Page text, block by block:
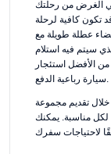
الغرض من رحلتك
تكون كافية لرحلة
عطلة طويلة مع
سيتم فيه استلام
الأفضل استئجار
سيارة رباعية الدفع.
تقديم مجموعة
لكل مناسبة. يمكنك